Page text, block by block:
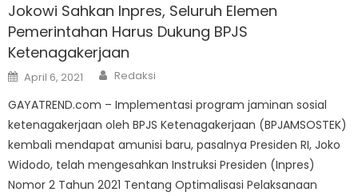
Jokowi Sahkan Inpres, Seluruh Elemen
Pemerintahan Harus Dukung BPJS
Ketenagakerjaan
Posted
on
April 6, 2021 Author
Redaksi
GAYATREND.com – Implementasi program jaminan sosial
ketenagakerjaan oleh BPJS Ketenagakerjaan (BPJAMSOSTEK)
kembali mendapat amunisi baru, pasalnya Presiden RI, Joko
Widodo, telah mengesahkan Instruksi Presiden (Inpres)
Nomor 2 Tahun 2021 Tentang Optimalisasi Pelaksanaan